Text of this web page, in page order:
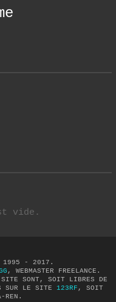
vide.
1995 - 2017.
, WEBMASTER FREELANCE.
SITE SONT, SOIT LIBRES DE
SUR LE SITE 123RF , SOIT
REN.